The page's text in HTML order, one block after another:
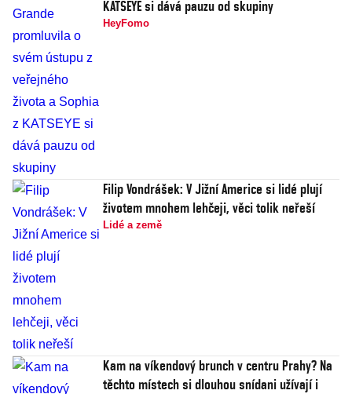
KATSEYE si dává pauzu od skupiny
HeyFomo
Filip Vondrášek: V Jižní Americe si lidé plují
životem mnohem lehčeji, věci tolik neřeší
Lidé a země
Kam na víkendový brunch v centru Prahy? Na
těchto místech si dlouhou snídani užívají i